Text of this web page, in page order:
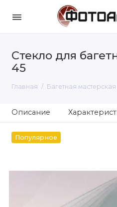
Стекло для
45
Главная Багетная
Описание
Популярное